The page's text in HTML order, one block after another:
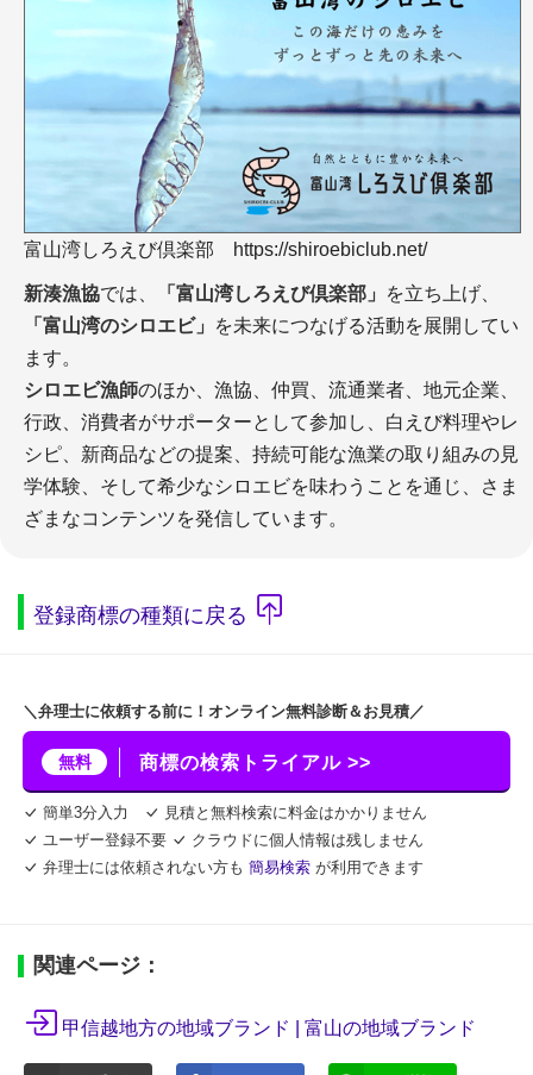
富山湾しろえび倶楽部 https://shiroebiclub.net/
新湊漁協では、 「富山湾しろえび倶楽部」
を立ち上げ、
「富山湾のシロエビ」
を未来につなげる活動を展開してい
ます。
シロエビ漁師のほか、漁協、仲買、流通業者、地元企業、
行政、消費者がサポーターとして参加し、白えび料理やレ
シピ、新商品などの提案、持続可能な漁業の取り組みの見
学体験、そして希少なシロエビを味わうことを通じ、さま
ざまなコンテンツを発信しています。
登録商標の種類に戻る
＼弁理士に依頼する前に！オンライン無料診断＆お見積／
無料 商標の検索トライアル >>
簡単3分入力
見積と無料検索に料金はかかりません
ユーザー登録不要
クラウドに個人情報は残しません
弁理士には依頼されない方も 簡易検索 が利用できます
関連ページ：
甲信越地方の地域ブランド | 富山の地域ブランド